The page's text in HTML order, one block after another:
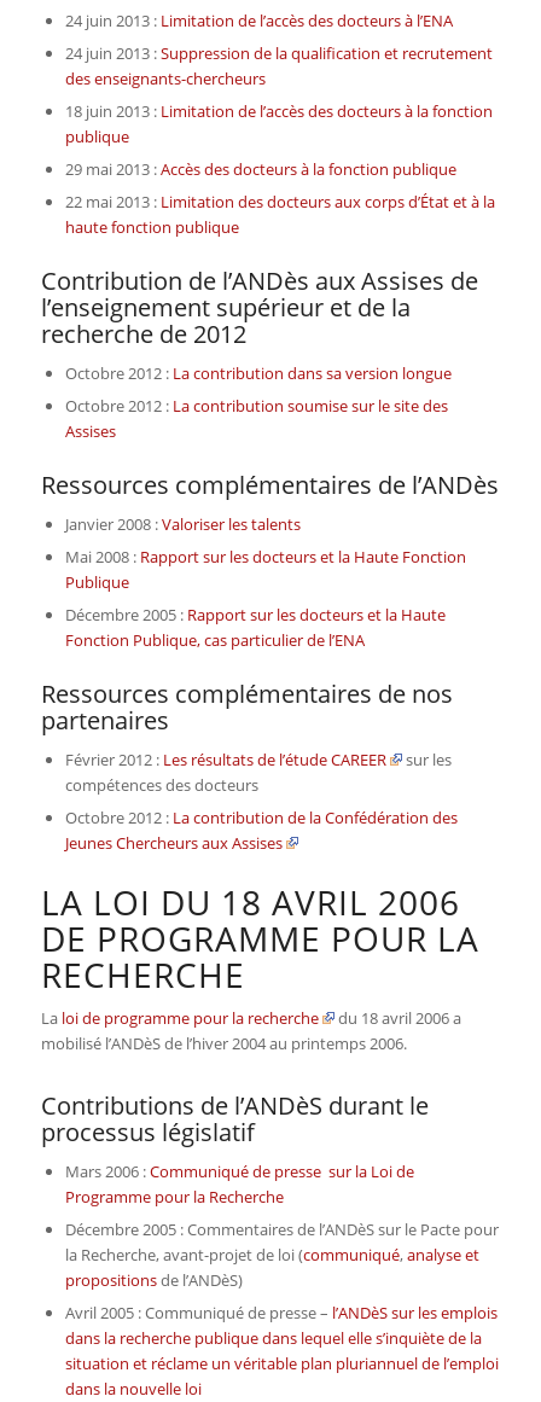
24 juin 2013 : Limitation de l’accès des docteurs à l’ENA
24 juin 2013 :Suppression de la qualification et recrutement
des enseignants-chercheurs
18 juin 2013 : Limitation de l’accès des docteurs à la fonction
publique
29 mai 2013 :Accès des docteurs à la fonction publique
22 mai 2013 : Limitation des docteurs aux corps d’État et à la
haute fonction publique
Contribution de l’ANDès aux Assises de
l’enseignement supérieur et de la
recherche de 2012
Octobre 2012 : La contribution dans sa version longue
Octobre 2012 : La contribution soumise sur le site des
Assises
Ressources complémentaires de l’ANDès
Janvier 2008 :Valoriser les talents
Mai 2008 : Rapport sur les docteurs et la Haute Fonction
Publique
Décembre 2005 : Rapport sur les docteurs et la Haute
Fonction Publique, cas particulier de l’ENA
Ressources complémentaires de nos
partenaires
Février 2012 : Les résultats de l’étude CAREER
sur les
compétences des docteurs
Octobre 2012 : La contribution de la Confédération des
Jeunes Chercheurs aux Assises
LA LOI DU 18 AVRIL 2006
DE PROGRAMME POUR LA
RECHERCHE
Laloi de programme pour la recherche
du 18 avril 2006 a
mobilisé l’ANDèS de l’hiver 2004 au printemps 2006.
Contributions de l’ANDèS durant le
processus législatif
Mars 2006 :Communiqué de presse sur la Loi de
Programme pour la Recherche
Décembre 2005 : Commentaires de l’ANDèS sur le Pacte pour
la Recherche, avant-projet de loi (communiqué,analyse et
propositionsde l’ANDèS)
Avril 2005 : Communiqué de presse – l’ANDèS sur les emplois
dans la recherche publique dans lequel elle s’inquiète de la
situation et réclame un véritable plan pluriannuel de l’emploi
dans la nouvelle loi